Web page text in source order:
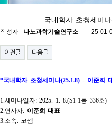
국내학자 초청세미
작성자 나노과학기술연구소 25-01-
이전글 다음글
*국내학자 초청세미나(25.1.8) - 이준희
1.세미나일자: 2025. 1. 8.(S1-1동 336호)
2.연사자: 이준희 대표
3.소속: 코셈